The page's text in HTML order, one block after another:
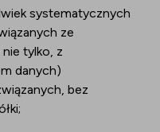
systematycznych
ze
tylko, z
danych)
bez